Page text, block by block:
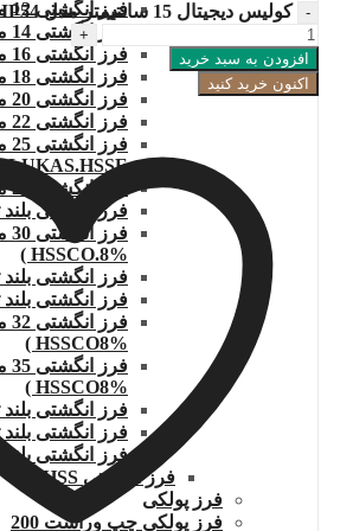
فرز انگشتی 12 میلیمتر HSSE
فرز انگشتی 14 میلیمتر HSSE
فرز انگشتی 16 میلیمتر HSSE
فرز انگشتی 18 میلیمتر HSSE
فرز انگشتی 20 میلیمتر HSSE
فرز انگشتی 22 میلیمتر HSSE
LUKAS.HSSE
فرز انگشتی 27 میلیمتر ته کونیک
فرز انگشتی بلند ته
HSSCO.8% )
فرز انگشتی بلند ته
فرز انگشتی بلند ته
HSSCO8% )
HSSCO8% )
فرز انگشتی بلند ته
فرز انگشتی بلند ته
فرز انگشتی بلند ته
فرز انگشتی HSS
فرز پولکی
فرز پولکی چپ وراست 200
کولیس دیجیتال 15 سانتیمتر مدل IP54 مقدار
افزودن به سبد خرید
اکنون خرید کنید